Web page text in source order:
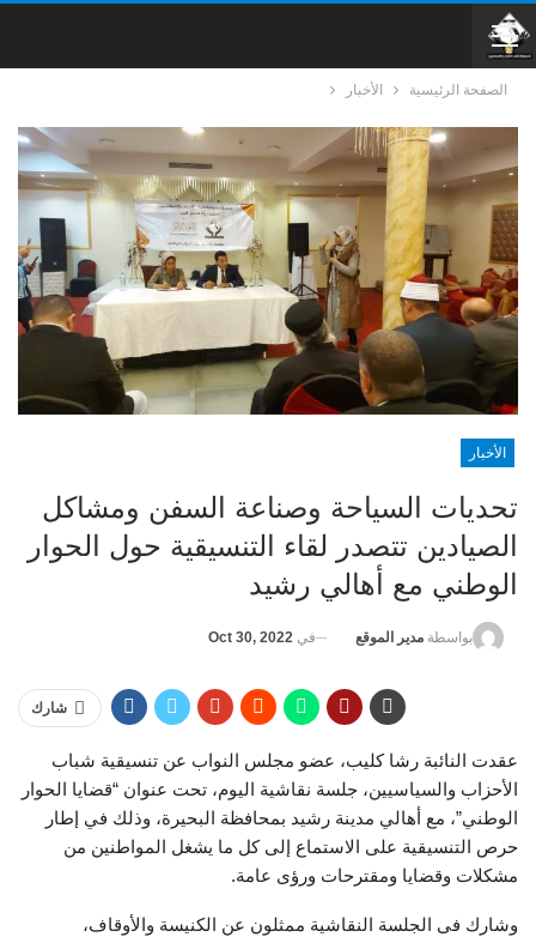
الصفحة الرئيسية الأخبار
الأخبار
تحديات السياحة وصناعة السفن ومشاكل
الصيادين تتصدر لقاء التنسيقية حول الحوار
الوطني مع أهالي رشيد
بواسطة مدير الموقع في Oct 30, 2022
شارك
عقدت النائبة رشا كليب، عضو مجلس النواب عن تنسيقية شباب
الأحزاب والسياسيين، جلسة نقاشية اليوم، تحت عنوان “قضايا الحوار
الوطني”، مع أهالي مدينة رشيد بمحافظة البحيرة، وذلك في إطار
حرص التنسيقية على الاستماع إلى كل ما يشغل المواطنين من
مشكلات وقضايا ومقترحات ورؤى عامة.
وشارك فى الجلسة النقاشية ممثلون عن الكنيسة والأوقاف،